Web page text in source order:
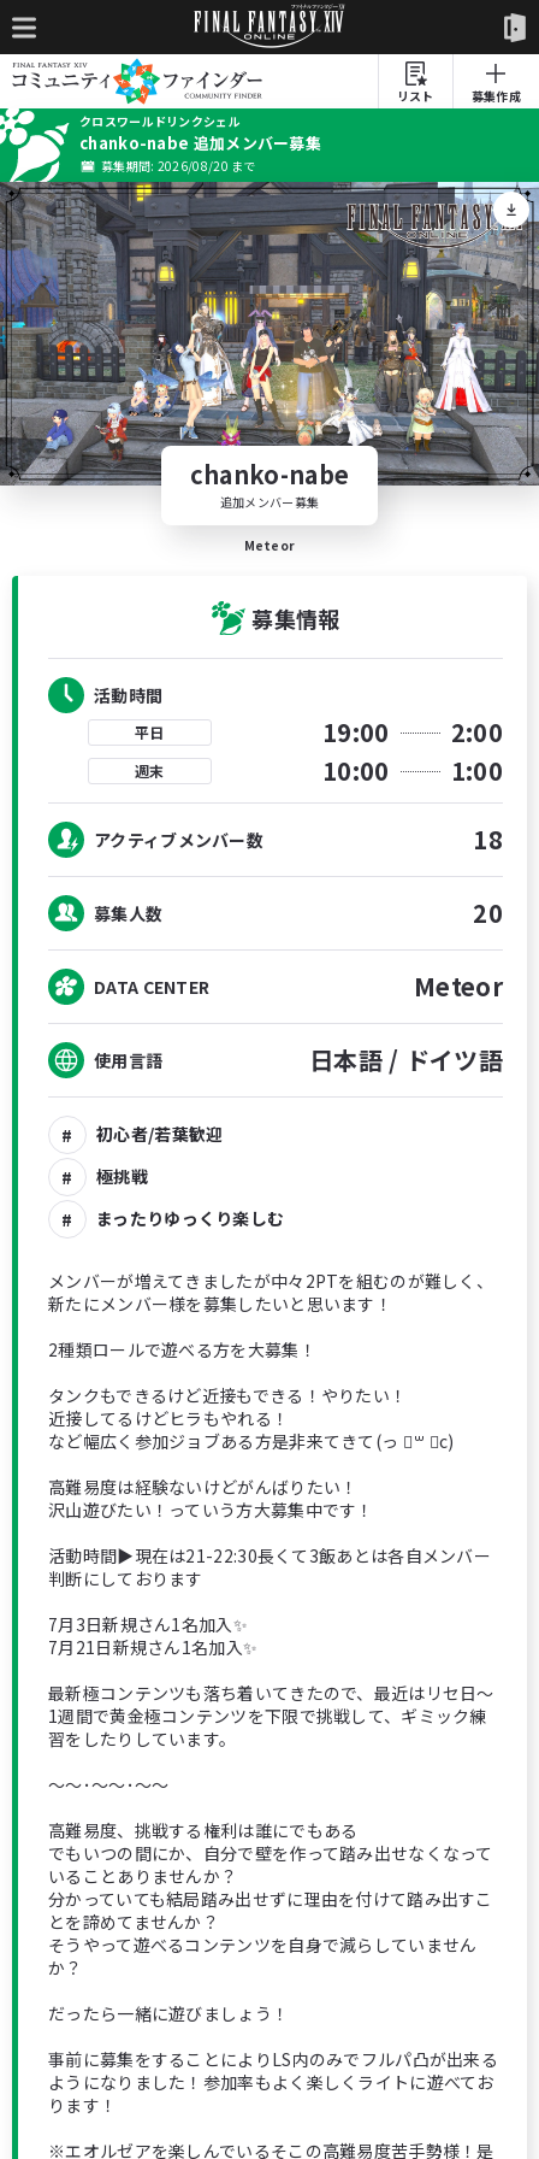
リスト
募集作成
クロスワールドリンクシェル
chanko-nabe 追加メンバー募集
募集期間: 2026/08/20 まで
chanko-nabe
追加メンバー募集
Meteor
募集情報
活動時間
平日 19:00 2:00
週末 10:00 1:00
アクティブメンバー数 18
募集人数 20
DATA CENTER Meteor
使用言語 日本語 / ドイツ語
初心者/若葉歓迎
極挑戦
まったりゆっくり楽しむ
メンバーが増えてきましたが中々2PTを組むのが難しく、
新たにメンバー様を募集したいと思います！
2種類ロールで遊べる方を大募集！
タンクもできるけど近接もできる！やりたい！
近接してるけどヒラもやれる！
など幅広く参加ジョブある方是非来てきて‪(っ ॑꒳ ॑c)
高難易度は経験ないけどがんばりたい！
沢山遊びたい！っていう方大募集中です！
活動時間▶現在は21-22:30長くて3飯あとは各自メンバー
判断にしております
7月3日新規さん1名加入✨
7月21日新規さん1名加入✨
最新極コンテンツも落ち着いてきたので、最近はリセ日～
1週間で黄金極コンテンツを下限で挑戦して、ギミック練
習をしたりしています。
～～･～～･～～
高難易度、挑戦する権利は誰にでもある
でもいつの間にか、自分で壁を作って踏み出せなくなって
いることありませんか？
分かっていても結局踏み出せずに理由を付けて踏み出すこ
とを諦めてませんか？
そうやって遊べるコンテンツを自身で減らしていません
か？
だったら一緒に遊びましょう！
事前に募集をすることによりLS内のみでフルパ凸が出来る
ようになりました！参加率もよく楽しくライトに遊べてお
ります！
※エオルゼアを楽しんでいるそこの高難易度苦手勢様！是